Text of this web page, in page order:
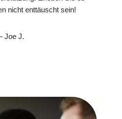
nicht enttäuscht sein!
Joe J.